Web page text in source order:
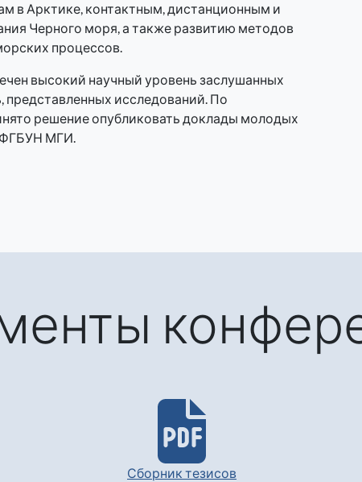
в Арктике, контактным, дистанционным и
Черного моря, а также развитию методов
процессов.
высокий научный уровень заслушанных
представленных исследований. По
решение опубликовать доклады молодых
ФГБУН МГИ.
Сборник тезисов